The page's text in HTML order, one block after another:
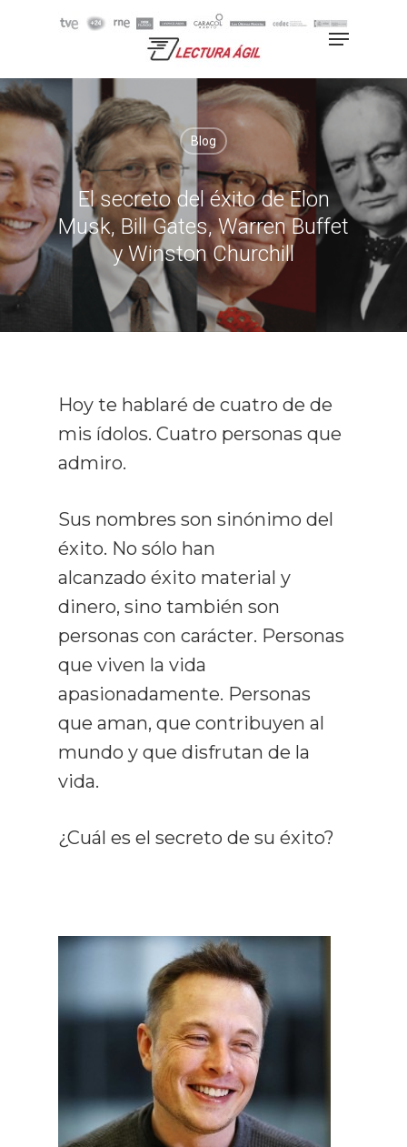
Hit enter to search or ESC to
close
Blog
El secreto del éxito de Elon
Musk, Bill Gates, Warren Buffet
y Winston Churchill
Hoy te hablaré de cuatro de de
mis ídolos. Cuatro personas que
admiro.
Sus nombres son sinónimo del
éxito. No sólo han
alcanzado éxito material y
dinero, sino también son
personas con carácter. Personas
que viven la vida
apasionadamente. Personas
que aman, que contribuyen al
mundo y que disfrutan de la
vida.
¿Cuál es el secreto de su éxito?